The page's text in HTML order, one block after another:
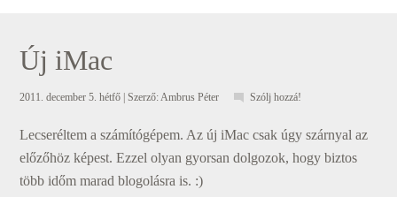
Új iMac
2011. december 5. hétfő | Szerző:Ambrus Péter Szólj hozzá!
Lecseréltem a számítógépem. Az új iMac csak úgy szárnyal az
előzőhöz képest. Ezzel olyan gyorsan dolgozok, hogy biztos
több időm marad blogolásra is. :)